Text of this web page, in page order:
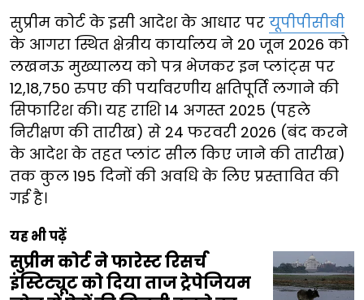
सुप्रीम कोर्ट के इसी आदेश के आधार पर यूपीपीसीबी
के आगरा स्थित क्षेत्रीय कार्यालय ने 20 जून 2026 को
लखनऊ मुख्यालय को पत्र भेजकर इन प्लांट्स पर
12,18,750 रुपए की पर्यावरणीय क्षतिपूर्ति लगाने की
सिफारिश की। यह राशि 14 अगस्त 2025 (पहले
निरीक्षण की तारीख) से 24 फरवरी 2026 (बंद करने
के आदेश के तहत प्लांट सील किए जाने की तारीख)
तक कुल 195 दिनों की अवधि के लिए प्रस्तावित की
गई है।
यह भी पढ़ें
सुप्रीम कोर्ट ने फारेस्ट रिसर्च
इंस्टिट्यूट को दिया ताज ट्रेपेजियम